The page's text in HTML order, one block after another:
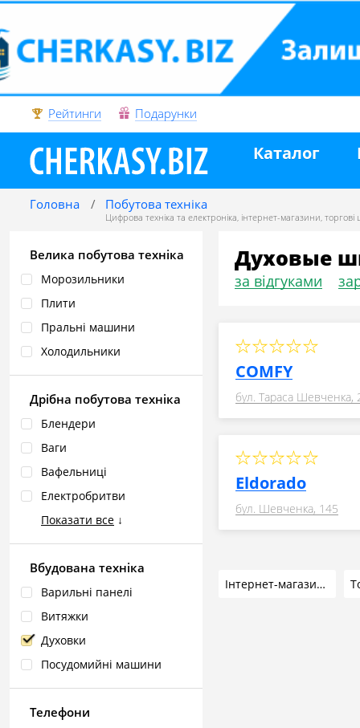
Рейтинги Подарунки
Каталог
Головна Побутова техніка
Цифрова техніка та електроніка, інтернет-магазини, торгові
Велика побутова техніка
Морозильники
Плити
Пральні машини
Холодильники
Дрібна побутова техніка
Блендери
Ваги
Вафельниці
Електробритви
Показати все ↓
Вбудована техніка
Варильні панелі
Витяжки
Духовки
Посудомийні машини
Телефони
Духовые
за відгуками
COMFY
бул. Тараса Шевченка,
Eldorado
бул. Шевченка, 145
Інтернет-магазини